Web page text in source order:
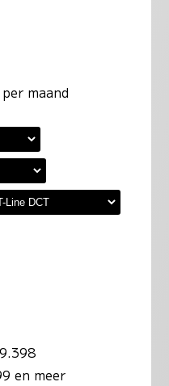
maand
en meer